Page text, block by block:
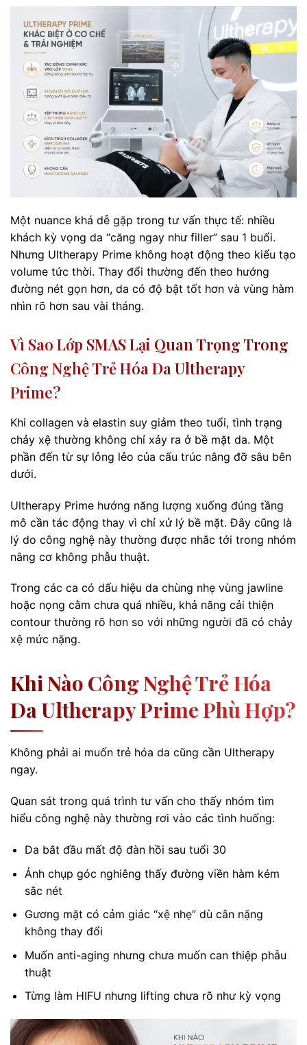
Một nuance khá dễ gặp trong tư vấn thực tế: nhiều
khách kỳ vọng da “căng ngay như filler” sau 1 buổi.
Nhưng Ultherapy Prime không hoạt động theo kiểu tạo
volume tức thời. Thay đổi thường đến theo hướng
đường nét gọn hơn, da có độ bật tốt hơn và vùng hàm
nhìn rõ hơn sau vài tháng.
Vì Sao Lớp SMAS Lại Quan Trọng Trong
Công Nghệ Trẻ Hóa Da Ultherapy
Prime?
Khi collagen và elastin suy giảm theo tuổi, tình trạng
chảy xệ thường không chỉ xảy ra ở bề mặt da. Một
phần đến từ sự lỏng lẻo của cấu trúc nâng đỡ sâu bên
dưới.
Ultherapy Prime hướng năng lượng xuống đúng tầng
mô cần tác động thay vì chỉ xử lý bề mặt. Đây cũng là
lý do công nghệ này thường được nhắc tới trong nhóm
nâng cơ không phẫu thuật.
Trong các ca có dấu hiệu da chùng nhẹ vùng jawline
hoặc nọng cằm chưa quá nhiều, khả năng cải thiện
contour thường rõ hơn so với những người đã có chảy
xệ mức nặng.
Khi Nào Công Nghệ Trẻ Hóa
Da Ultherapy Prime Phù Hợp?
Không phải ai muốn trẻ hóa da cũng cần Ultherapy
ngay.
Quan sát trong quá trình tư vấn cho thấy nhóm tìm
hiểu công nghệ này thường rơi vào các tình huống:
Da bắt đầu mất độ đàn hồi sau tuổi 30
Ảnh chụp góc nghiêng thấy đường viền hàm kém
sắc nét
Gương mặt có cảm giác “xệ nhẹ” dù cân nặng
không thay đổi
Muốn anti-aging nhưng chưa muốn can thiệp phẫu
thuật
Từng làm HIFU nhưng lifting chưa rõ như kỳ vọng